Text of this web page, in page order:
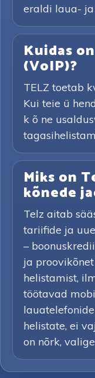
eraldi laua-
Kuidas
(VoIP)?
TELZ toetab
Kui teie ü
k õ ne
Miks on
kõnede
Telz aitab
tariifide ja
–
ja
helistamist,
töötavad
helistate, ei
on nõrk,